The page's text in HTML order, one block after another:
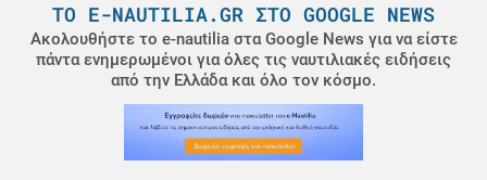
ΤΟ E-NAUTILIA.GR ΣΤΟ GOOGLE NEWS
Ακολουθήστε το e-nautilia στα Google News για να είστε
πάντα ενημερωμένοι για όλες τις ναυτιλιακές ειδήσεις
από την Ελλάδα και όλο τον κόσμο.